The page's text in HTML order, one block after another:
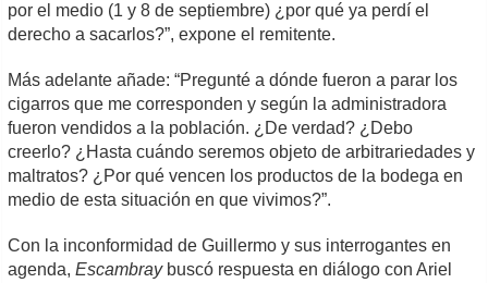
por el medio (1 y 8 de septiembre) ¿por qué ya perdí el
derecho a sacarlos?”, expone el remitente.
Más adelante añade: “Pregunté a dónde fueron a parar los
cigarros que me corresponden y según la administradora
fueron vendidos a la población. ¿De verdad? ¿Debo
creerlo? ¿Hasta cuándo seremos objeto de arbitrariedades y
maltratos? ¿Por qué vencen los productos de la bodega en
medio de esta situación en que vivimos?”.
Con la inconformidad de Guillermo y sus interrogantes en
agenda,Escambray buscó respuesta en diálogo con Ariel